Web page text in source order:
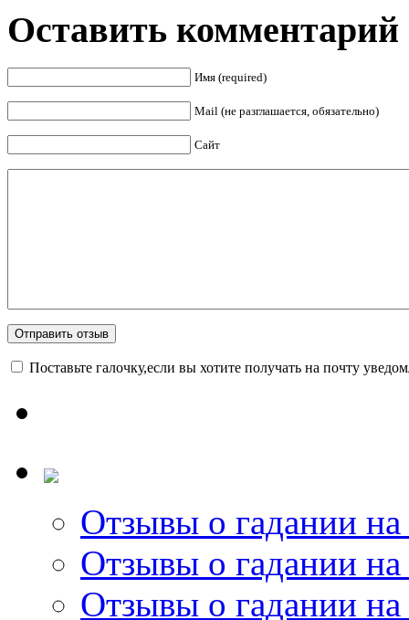
Оставить комментарий
Имя (required)
Mail (не разглашается, обязательно)
Сайт
Поставьте галочку,если вы хотите получать на почту
Отзывы о гадании на
Отзывы о гадании на
Отзывы о гадании на